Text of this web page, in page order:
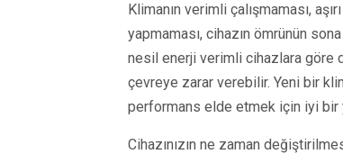
Klimanın verimli çalışmaması,
yapmaması, cihazın ömrünün
nesil enerji verimli cihazlara göre
çevreye zarar verebilir. Yeni bir
performans elde etmek için iyi bir
Cihazınızın ne zaman